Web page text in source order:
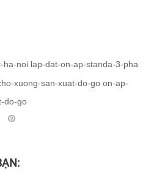
ha-noi lap-dat-on-ap-standa-3-pha
xuong-san-xuat-do-go on-ap-
do-go